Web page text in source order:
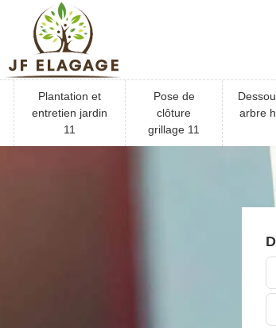
Plantation et
entretien jardin
11
Pose de
clôture
grillage 11
arbre